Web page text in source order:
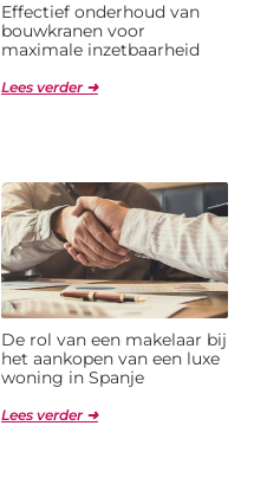
Effectief onderhoud van
bouwkranen voor
maximale inzetbaarheid
Lees verder ➜
De rol van een makelaar bij
het aankopen van een luxe
woning in Spanje
Lees verder ➜